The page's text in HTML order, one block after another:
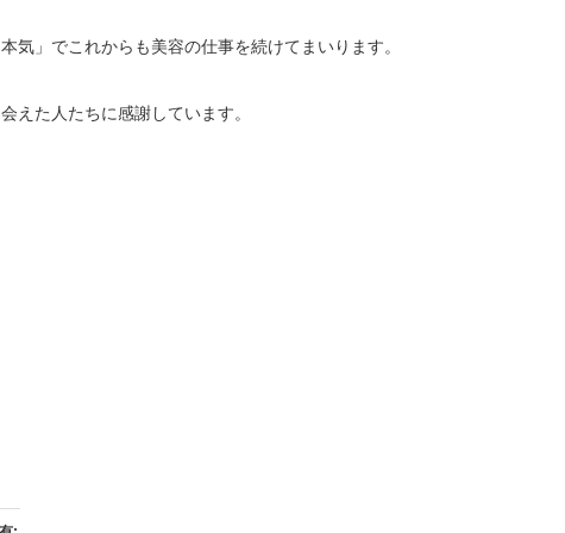
気」でこれからも美容の仕事を続けてまいります。
えた人たちに感謝しています。